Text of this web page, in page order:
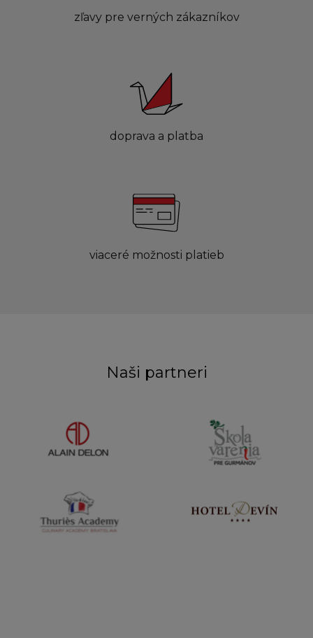
zľavy pre verných zákazníkov
doprava a platba
viaceré možnosti platieb
Naši partneri